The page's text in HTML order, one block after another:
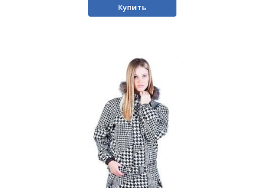
Купить